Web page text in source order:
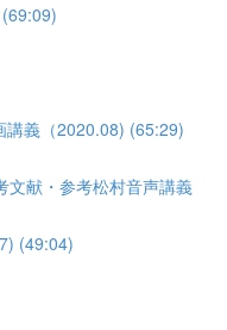
講義（2020.08) (65:29)
文献・参考松村音声講義
(49:04)